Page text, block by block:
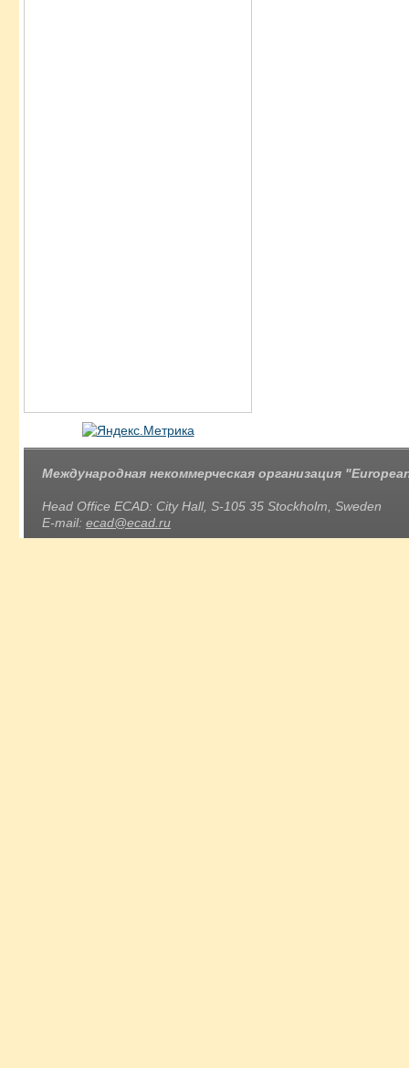
Международная некоммерческая организация
Head Office ECAD: City Hall, S-105 35 Stockholm, Sweden
E-mail: ecad@ecad.ru